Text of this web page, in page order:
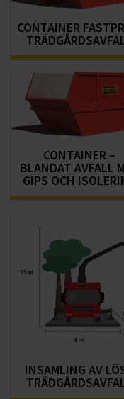
CONTAINER
CONTAINER –
BLANDAT AVFALL
GIPS OCH
INSAMLING AV